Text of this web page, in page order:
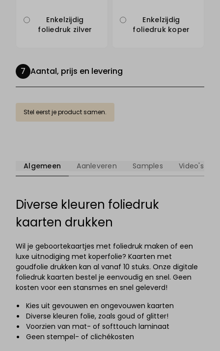
Enkelzijdig
foliedruk zilver
Enkelzijdig
foliedruk koper
Aantal, prijs en levering
Stel eerst je product samen.
Algemeen Aanleveren Samples Video's
Diverse kleuren foliedruk
kaarten drukken
Wil je geboortekaartjes met foliedruk maken of een
luxe uitnodiging met koperfolie? Kaarten met
goudfolie drukken kan al vanaf 10 stuks. Onze digitale
foliedruk kaarten bestel je eenvoudig en snel. Geen
kosten voor een stansmes en snel geleverd!
Kies uit gevouwen en ongevouwen kaarten
Diverse kleuren folie, zoals goud of glitter!
Voorzien van mat- of softtouch laminaat
Geen stempel- of clichékosten